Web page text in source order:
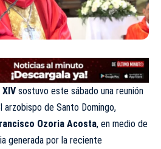
sostuvo este sábado una reunión
arzobispo de Santo Domingo,
Ozoria Acosta, en medio de
generada por la reciente